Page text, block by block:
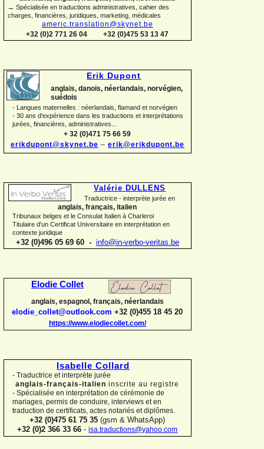
→ Spécialisée en traductions administratives, cahier des
charges, financières, juridiques, marketing, médicales
americ.translation@skynet.be
+32 (0)2 771 26 04
+32 (0)475 53 13 47
Erik Dupont
anglais, danois, néerlandais, norvégien,
suédois
- Langues maternelles : néerlandais, flamand et norvégien
- 30 ans d'expérience dans les traductions et interprétations
jurées, financières, administratives...
+ 32 (0)471 75 66 59
erikdupont@skynet.be – erik@erikdupont.be
Valérie DULLENS
Traductrice - interprète jurée en
anglais, français, italien
Tribunaux belges et le Consulat Italien à Charleroi
Titulaire d'un Certificat Universitaire en interprétation en
contexte juridique
+32 (0)496 05 69 60 - info@in-verbo-veritas.be
Elodie Collet
anglais, espagnol, français, néerlandais
elodie_collet@outlook.com +32 (0)455 18 45 20
https://www.elodiecollet.com/
Isabelle Collard
- Traductrice et interprète jurée
anglais-français-italien inscrite au registre
- Spécialisée en interprétation de cérémonie de
mariages, permis de conduire, interviews et en
traduction de certificats, actes notariés et diplômes.
+32 (0)475 61 75 35 (gsm & WhatsApp)
+32 (0)2 366 33 66- isa.traductions@yahoo.com